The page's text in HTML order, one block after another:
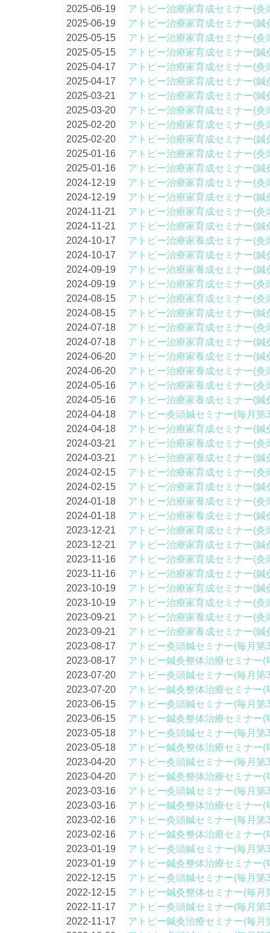
2025-06-19 アトピー治療家育成セミナー(灸
2025-06-19 アトピー治療家育成セミナー(鍼
2025-05-15 アトピー治療家育成セミナー(灸
2025-05-15 アトピー治療家育成セミナー(鍼
2025-04-17 アトピー治療家育成セミナー(灸
2025-04-17 アトピー治療家育成セミナー(鍼
2025-03-21 アトピー治療家育成セミナー(鍼
2025-03-20 アトピー治療家育成セミナー(灸
2025-02-20 アトピー治療家育成セミナー(灸
2025-02-20 アトピー治療家育成セミナー(鍼
2025-01-16 アトピー治療家育成セミナー(灸
2025-01-16 アトピー治療家育成セミナー(鍼
2024-12-19 アトピー治療家育成セミナー(灸
2024-12-19 アトピー治療家育成セミナー(鍼
2024-11-21 アトピー治療家育成セミナー(灸
2024-11-21 アトピー治療家育成セミナー(鍼
2024-10-17 アトピー治療家養成セミナー(灸
2024-10-17 アトピー治療家育成セミナー(鍼
2024-09-19 アトピー治療家養成セミナー(鍼
2024-09-19 アトピー治療家育成セミナー(灸
2024-08-15 アトピー治療家育成セミナー(灸
2024-08-15 アトピー治療家育成セミナー(鍼
2024-07-18 アトピー治療家育成セミナー(灸
2024-07-18 アトピー治療家育成セミナー(鍼
2024-06-20 アトピー治療家養成セミナー(鍼
2024-06-20 アトピー治療家養成セミナー(灸
2024-05-16 アトピー治療家養成セミナー(灸
2024-05-16 アトピー治療家養成セミナー(鍼
2024-04-18 アトピー灸頭鍼セミナー(毎月第
2024-04-18 アトピー治療家育成セミナー(鍼
2024-03-21 アトピー治療家養成セミナー(灸
2024-03-21 アトピー治療家養成セミナー(鍼
2024-02-15 アトピー治療家育成セミナー(灸
2024-02-15 アトピー治療家育成セミナー(鍼
2024-01-18 アトピー治療家養成セミナー(灸
2024-01-18 アトピー治療家養成セミナー(鍼
2023-12-21 アトピー治療家育成セミナー(灸
2023-12-21 アトピー治療家育成セミナー(鍼
2023-11-16 アトピー治療家育成セミナー(灸
2023-11-16 アトピー治療家育成セミナー(鍼
2023-10-19 アトピー治療家育成セミナー(鍼
2023-10-19 アトピー治療家育成セミナー(灸
2023-09-21 アトピー治療家養成セミナー(灸
2023-09-21 アトピー治療家養成セミナー(鍼
2023-08-17 アトピー灸頭鍼セミナー(毎月第
2023-08-17 アトピー鍼灸整体治療セミナー(
2023-07-20 アトピー灸頭鍼セミナー(毎月第
2023-07-20 アトピー鍼灸整体治療セミナー(
2023-06-15 アトピー灸頭鍼セミナー(毎月第
2023-06-15 アトピー鍼灸整体治療セミナー(
2023-05-18 アトピー灸頭鍼セミナー(毎月第
2023-05-18 アトピー鍼灸整体治療セミナー(
2023-04-20 アトピー灸頭鍼セミナー(毎月第
2023-04-20 アトピー鍼灸整体治療セミナー(
2023-03-16 アトピー灸頭鍼セミナー(毎月第
2023-03-16 アトピー鍼灸整体治療セミナー(
2023-02-16 アトピー灸頭鍼セミナー(毎月第
2023-02-16 アトピー鍼灸整体治療セミナー(
2023-01-19 アトピー灸頭鍼セミナー(毎月第
2023-01-19 アトピー鍼灸整体治療セミナー(
2022-12-15 アトピー灸頭鍼セミナー(毎月第
2022-12-15 アトピー鍼灸整体セミナー(毎月
2022-11-17 アトピー灸頭鍼セミナー(毎月第
2022-11-17 アトピー鍼灸治療セミナー(毎月